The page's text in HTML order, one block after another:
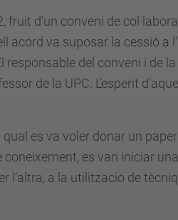
fruit d’un conveni de
acord va suposar la cessió a
responsable del conveni i de
de la UPC. L’esperit
es va voler donar un
es van iniciar
l’altra, a la utilització de